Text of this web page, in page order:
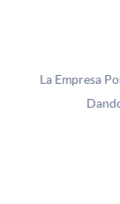
La Empresa